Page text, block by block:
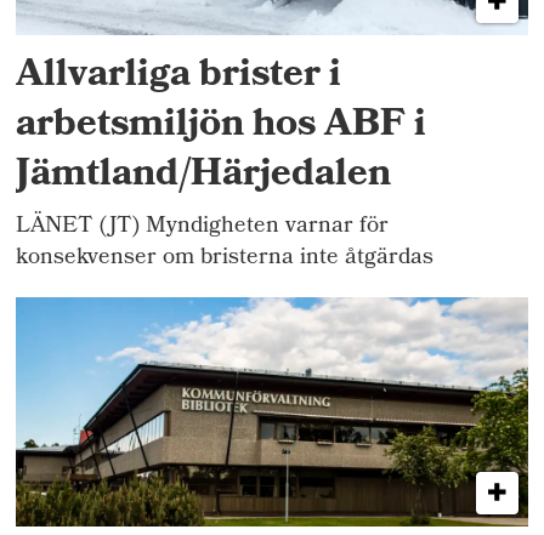
Allvarliga brister i
arbetsmiljön hos ABF i
Jämtland/Härjedalen
LÄNET (JT) Myndigheten varnar för
konsekvenser om bristerna inte åtgärdas